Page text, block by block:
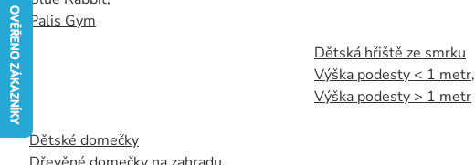
Palis Gym
Dětské domečky
Dětská hřiště ze smrku
Výška podesty < 1 metr,
Výška podesty > 1 metr